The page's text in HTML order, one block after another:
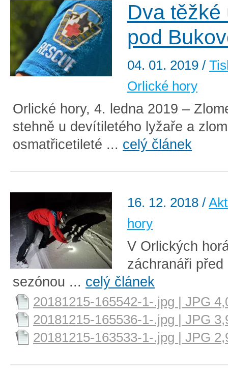
Dva těžké
pod
04. 01. 2019 /
Orlické hory
Orlické hory, 4. ledna 2019 –
stehně u devítiletého lyžaře a
osmatřicetileté ... celý článek
16. 12. 2018 /
hory
V Orlických
záchranáři před
sezónou ... celý článek
20181215-165542-1-.jpg | JPG
20181215-165536-1-.jpg | JPG
20181215-163533-1-.jpg | JPG